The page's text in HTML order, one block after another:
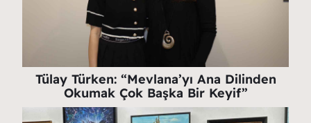
Tülay Türken: “Mevlana’yı Ana Dilinden
Okumak Çok Başka Bir Keyif”